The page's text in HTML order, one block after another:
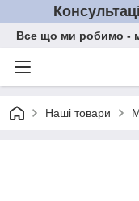
Все що ми робимо -
Наші товари